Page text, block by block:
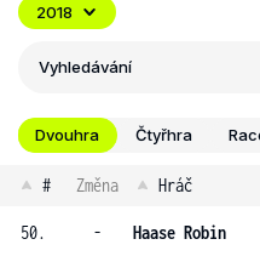
2018
Vyhledávání
Dvouhra Čtyřhra
# Změna Hráč
50. - Haase Robin